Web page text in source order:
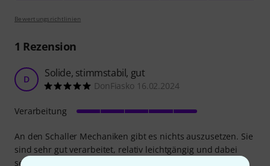
Bewertungsrichtlinien
1 Rezension
D Solide, stimmstabil, gut
DonFiasko 16.02.2024
An den Schaller Mechaniken gibt es nichts auszusetzen. Sie
sind sehr gut verarbeitet, relativ leichtgängig und dabei
sehr stimmstabli, und die schwarze Optik macht natürlich
Verarbeitung